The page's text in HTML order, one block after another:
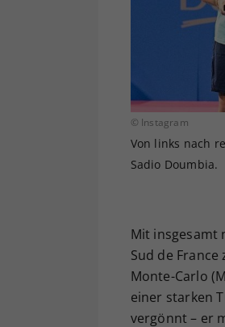
© Instagram
Von links nach
Sadio Doumbia.
Mit insgesamt
Sud de
Monte-Carlo
einer starken
vergönnt – er